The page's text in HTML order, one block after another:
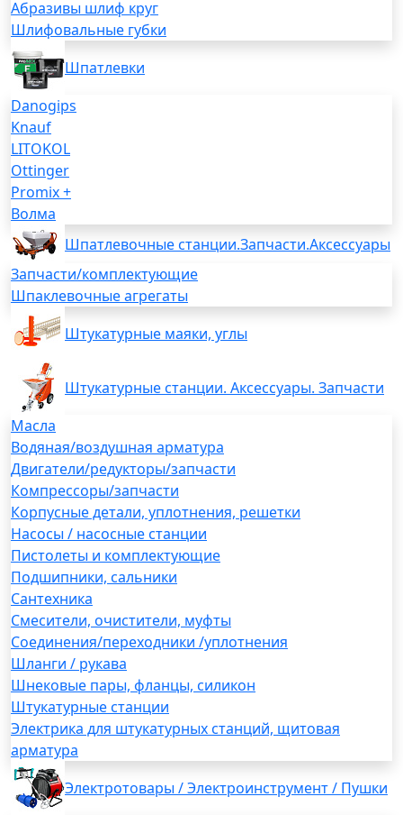
Абразивы шлиф круг
Шлифовальные губки
Шпатлевки
Danogips
Knauf
LITOKOL
Ottinger
Promix +
Волма
Шпатлевочные станции.Запчасти.Аксессуары
Запчасти/комплектующие
Шпаклевочные агрегаты
Штукатурные маяки, углы
Штукатурные станции. Аксессуары. Запчасти
Масла
Водяная/воздушная арматура
Двигатели/редукторы/запчасти
Компрессоры/запчасти
Корпусные детали, уплотнения, решетки
Насосы / насосные станции
Пистолеты и комплектующие
Подшипники, сальники
Сантехника
Смесители, очистители, муфты
Соединения/переходники /уплотнения
Шланги / рукава
Шнековые пары, фланцы, силикон
Штукатурные станции
Электрика для штукатурных станций, щитовая
арматура
Электротовары / Электроинструмент / Пушки